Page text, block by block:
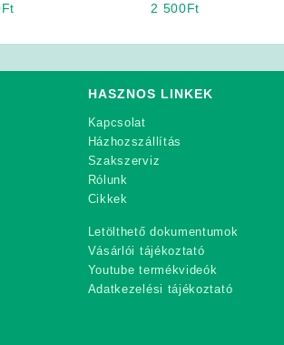
Ft 2 500Ft
HASZNOS LINKEK
Kapcsolat
Házhozszállítás
Szakszerviz
Rólunk
Cikkek
Letölthető dokumentumok
Vásárlói tájékoztató
Youtube termékvideók
Adatkezelési tájékoztató